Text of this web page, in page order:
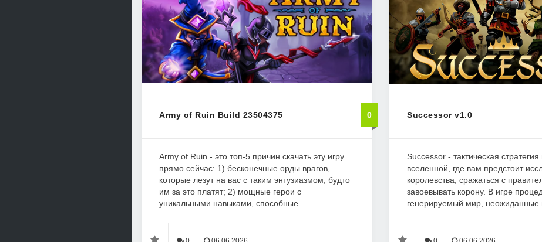
Army of Ruin Build 23504375 0
Army of Ruin - это топ-5 причин скачать эту игру
прямо сейчас: 1) бесконечные орды врагов,
которые лезут на вас с таким энтузиазмом, будто
им за это платят; 2) мощные герои с
уникальными навыками, способные...
Successor v1.0
Successor - тактическая
вселенной, где вам предстоит
королевства, сражаться с
завоевывать корону. В игре
генерируемый мир, неожиданные